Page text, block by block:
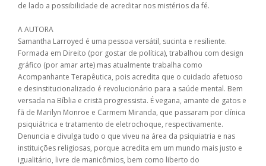
de lado a possibilidade de acreditar nos mistérios da fé.
A AUTORA
Samantha Larroyed é uma pessoa versátil, sucinta e resiliente.
Formada em Direito (por gostar de política), trabalhou com design
gráfico (por amar arte) mas atualmente trabalha como
Acompanhante Terapêutica, pois acredita que o cuidado afetuoso
e desinstitucionalizado é revolucionário para a saúde mental. Bem
versada na Bíblia e cristã progressista. É vegana, amante de gatos e
fã de Marilyn Monroe e Carmem Miranda, que passaram por clínica
psiquiátrica e tratamento de eletrochoque, respectivamente.
Denuncia e divulga tudo o que viveu na área da psiquiatria e nas
instituições religiosas, porque acredita em um mundo mais justo e
igualitário, livre de manicômios, bem como liberto do